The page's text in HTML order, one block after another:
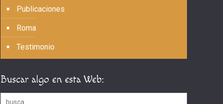
Publicaciones
Roma
Testimonio
Buscar algo en esta Web: